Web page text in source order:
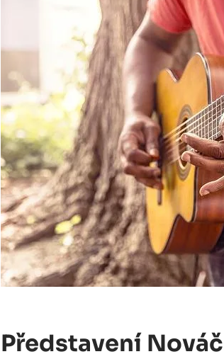
Představení